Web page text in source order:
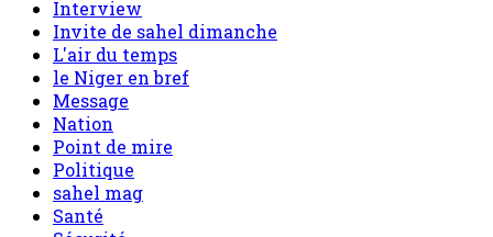
Interview
Invite de sahel dimanche
L'air du temps
le Niger en bref
Message
Nation
Point de mire
Politique
sahel mag
Santé